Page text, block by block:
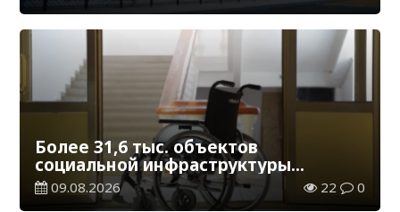
Более 31,6 тыс. объектов
социальной инфраструктуры
адаптированы для лиц с
инвалидностью
09.08.2026 22 0